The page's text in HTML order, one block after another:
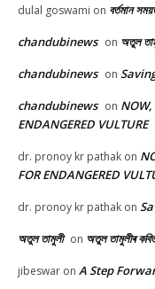
dulal goswami on বৰ্তমান
chandubinews on অতুল
chandubinews on
chandubinews on NOW,
ENDANGERED VULTURE
dr. pronoy kr pathak on
FOR ENDANGERED
dr. pronoy kr pathak on
অতুল তামুলী on অতুল তামুলীৰ
jibeswar on A Step